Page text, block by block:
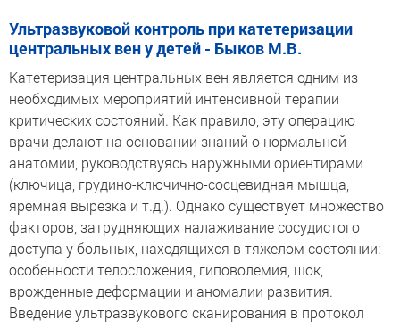
Ультразвуковой контроль при катетеризации
центральных вен у детей - Быков М.В.
Катетеризация центральных вен является одним из
необходимых мероприятий интенсивной терапии
критических состояний. Как правило, эту операцию
врачи делают на основании знаний о нормальной
анатомии, руководствуясь наружными ориентирами
(ключица, грудино-ключично-сосцевидная мышца,
яремная вырезка и т.д.). Однако существует множество
факторов, затрудняющих налаживание сосудистого
доступа у больных, находящихся в тяжелом состоянии:
особенности телосложения, гиповолемия, шок,
врожденные деформации и аномалии развития.
Введение ультразвукового сканирования в протокол